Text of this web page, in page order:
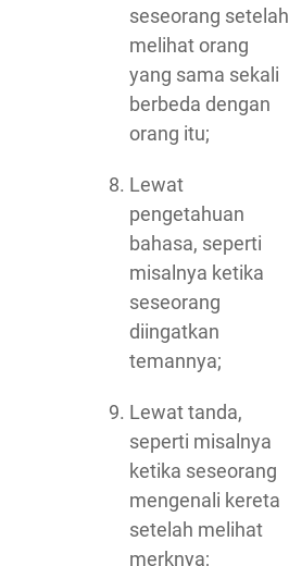
seseorang setelah
melihat orang
yang sama sekali
berbeda dengan
orang itu;
Lewat
pengetahuan
bahasa, seperti
misalnya ketika
seseorang
diingatkan
temannya;
Lewat tanda,
seperti misalnya
ketika seseorang
mengenali kereta
setelah melihat
merknya;